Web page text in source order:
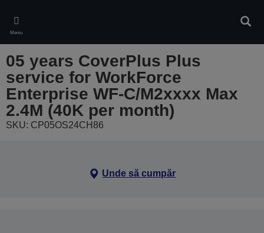
main
content
Meniu
05 years CoverPlus Plus
service for WorkForce
Enterprise WF-C/M2xxxx Max
2.4M (40K per month)
SKU: CP05OS24CH86
Unde să cumpăr